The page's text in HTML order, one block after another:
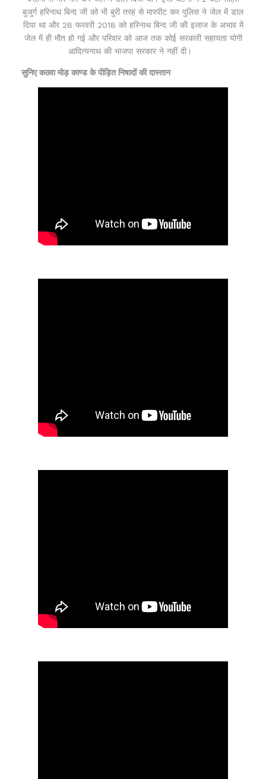
बुजुर्ग हरिनाथ बिन्द जी को भी बुरी तरह से मारपीट कर पुलिस ने जेल में डाल
दिया था और 28 फरवरी 2018 को हरिनाथ बिन्द जी की इलाज के अभाव में
जेल में ही मौत हो गई और परिवार को आज तक कोई सरकारी सहायता योगी
आदित्यनाथ की भाजपा सरकार ने नहीं दी।
सुनिए कठवा मोड़ काण्ड के पीड़ित निषादों की दास्तान